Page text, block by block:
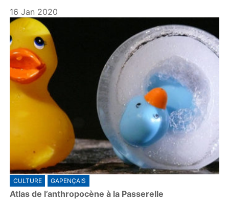
16 Jan 2020
CULTURE GAPENÇAIS
Atlas de l’anthropocène à la Passerelle